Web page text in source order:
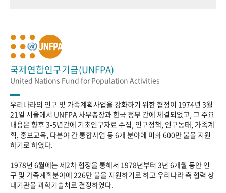
국제연합인구기금(UNFPA)
United Nations Fund for Population Activities
우리나라의 인구 및 가족계획사업을 강화하기 위한 협정이 1974년 3월
21일 서울에서 UNFPA 사무총장과 한국 정부 간에 체결되었고, 그 주요
내용은 향후 3-5년간에 기초인구자료 수집, 인구정책, 인구동태, 가족계
획, 홍보교육, 다분야 간 통합사업 등 6개 분야에 미화 600만 불을 지원
하기로 하였다.
1978년 6월에는 제2차 협정을 통해서 1978년부터 3년 6개월 동안 인
구 및 가족계획분야에 226만 불을 지원하기로 하고 우리나라 측 협력 상
대기관을 과학기술처로 결정하였다.